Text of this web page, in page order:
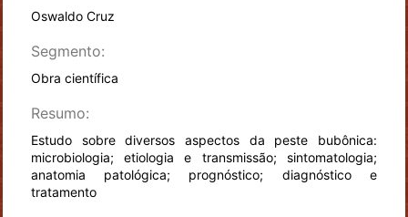
Oswaldo Cruz
Segmento:
Obra científica
Resumo:
Estudo sobre diversos aspectos da peste bubônica:
microbiologia; etiologia e transmissão; sintomatologia;
anatomia patológica; prognóstico; diagnóstico e
tratamento